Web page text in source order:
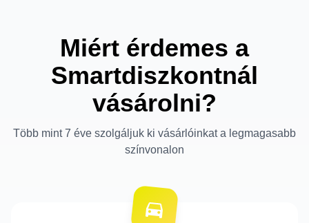
Miért érdemes a
Smartdiszkontnál
vásárolni?
Több mint 7 éve szolgáljuk ki vásárlóinkat a legmagasabb
színvonalon